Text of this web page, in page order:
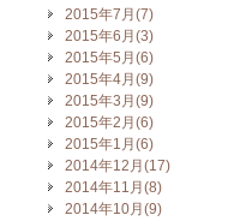
2015年7月(7)
2015年6月(3)
2015年5月(6)
2015年4月(9)
2015年3月(9)
2015年2月(6)
2015年1月(6)
2014年12月(17)
2014年11月(8)
2014年10月(9)